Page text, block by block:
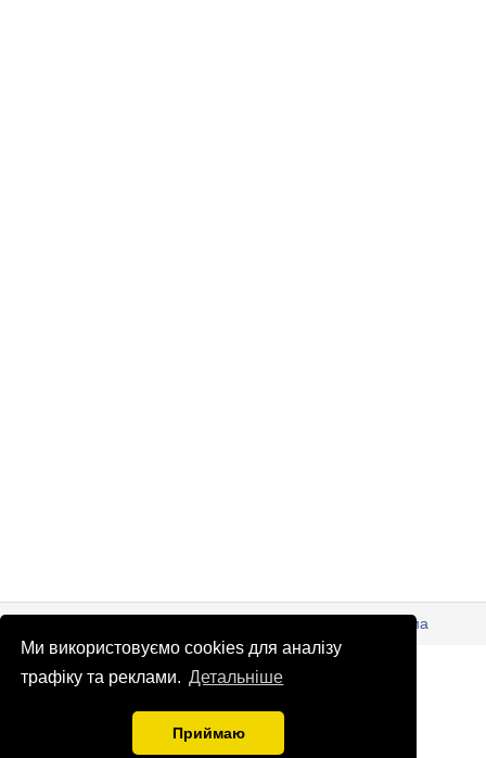
Ми використовуємо cookies для аналізу
трафіку та реклами. Детальніше
Приймаю
© Патріоти України 2026
Реклама
patrioty.org.ua